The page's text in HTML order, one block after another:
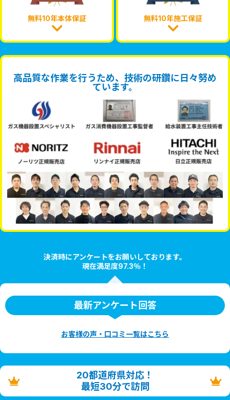
無料10年本体保証 無料10年施工保証
高品質な作業を行うため、技術の研鑽に日々努め
ています。
決済時にアンケートをお願いしております。
現在満足度97.3％！
最新アンケート回答
お客様の声・口コミ一覧はこちら
20都道府県対応！
最短30分で訪問